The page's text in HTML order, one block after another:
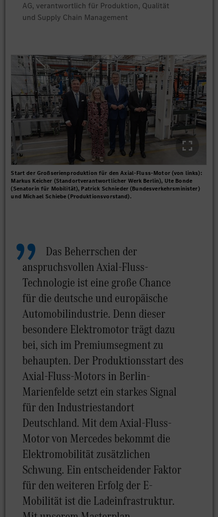
AG, verantwortlich für Produktion, Qualität
und Supply Chain Management
Start der Großserienproduktion für den Axial-Fluss-Motor (von links):
Markus Keicher (Standortverantwortlicher Werk Berlin), Ute Bonde
(Senatorin für Mobilität), Patrick Schnieder (Bundesverkehrsminister)
und Michael Schiebe (Produktionsvorstand).
Das Beherrschen der
anspruchsvollen Axial-Fluss-
Technologie ist eine große Chance
für die deutsche und europäische
Automobilindustrie. Denn dieser
besondere Elektromotor trägt dazu
bei, sich im Premiumsegment zu
behaupten. Der Produktionsstart des
Axial-Fluss-Motors in Berlin-
Marienfelde setzt ein starkes Signal
für den Industriestandort
Deutschland. Mit dem Axial-Fluss-
Motor von Mercedes bekommt die
Elektromobilität zusätzlichen
Schwung. Ein entscheidender Faktor
für den weiteren Erfolg der E-
Mobilität ist die Ladeinfrastruktur.